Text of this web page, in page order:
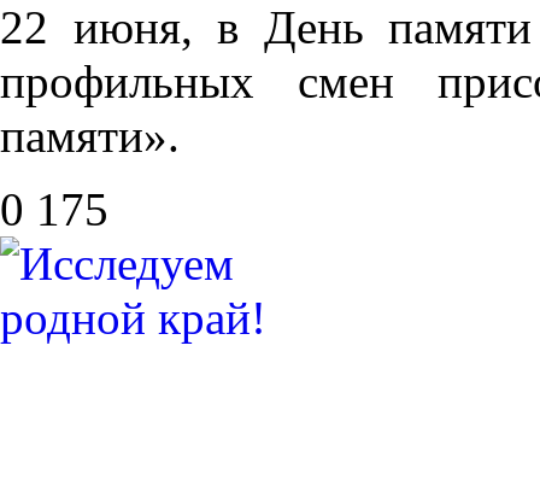
22 июня, в День памяти
профильных смен
памяти».
0 175